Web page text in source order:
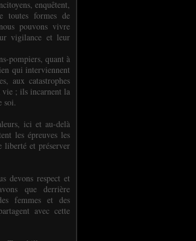
enquêtent,
toutes formes de
pouvons vivre
vigilance et leur
pompiers, quant à
qui interviennent
aux catastrophes
vie ; ils incarnent la
soi.
ici et au-delà
les épreuves les
liberté et préserver
devons respect et
que derrière
femmes et des
avec cette